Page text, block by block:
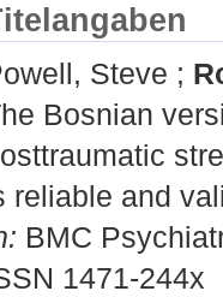
Steve ;
Bosnian
reliable and
BMC
1471-244x